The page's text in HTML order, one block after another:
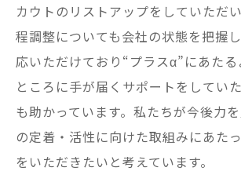
カウトのリストアップをしていただ
程調整についても会社の状態を把握
応いただけており“プラスα”にあた
ところに手が届くサポートをしてい
も助かっています。私たちが今後力
の定着・活性に向けた取組みにあた
をいただきたいと考えています。